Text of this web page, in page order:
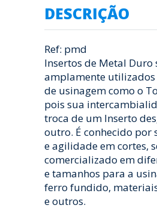
DESCRIÇÃO
Ref: pmd
Insertos de Metal Duro
amplamente utilizados
de usinagem como o
pois sua
troca de um Inserto
outro. É conhecido por
e agilidade em cortes,
comercializado em
e tamanhos para a
ferro fundido,
e outros.